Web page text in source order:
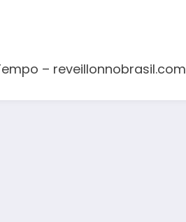
– reveillonnobrasil.com